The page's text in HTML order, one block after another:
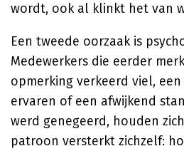
wordt, ook al klinkt het van
Een tweede oorzaak is
Medewerkers die eerder
opmerking verkeerd viel,
ervaren of een afwijkend
werd genegeerd, houden
patroon versterkt zichzelf: